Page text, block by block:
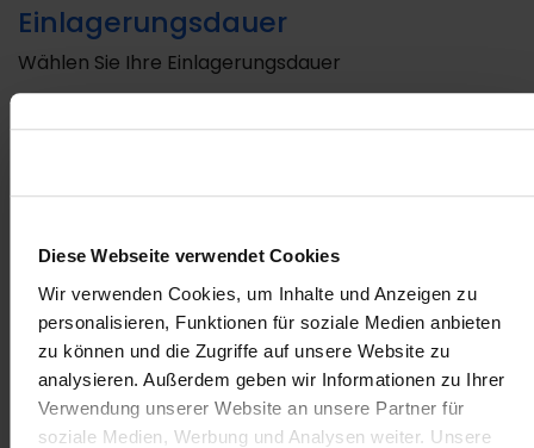
Diese Webseite verwendet Cookies
Wir verwenden Cookies, um Inhalte und Anzeigen zu
personalisieren, Funktionen für soziale Medien anbieten
zu können und die Zugriffe auf unsere Website zu
analysieren. Außerdem geben wir Informationen zu Ihrer
Verwendung unserer Website an unsere Partner für
soziale Medien, Werbung und Analysen weiter. Unsere
Einlagerungsdauer
Wählen Sie Ihre Einlagerungsdauer
25 Jahre Einlagerung
30 Jahre Einlagerung
35 Jahre Einlagerung